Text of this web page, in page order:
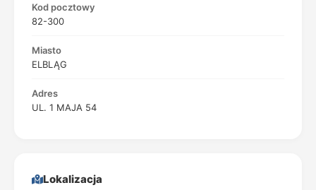
Kod pocztowy
82-300
Miasto
ELBLĄG
Adres
UL. 1 MAJA 54
Lokalizacja